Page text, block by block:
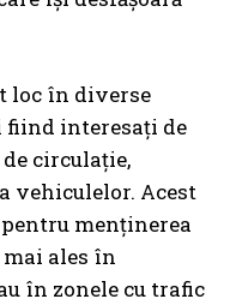
loc în diverse
fiind interesați de
circulație,
vehiculelor. Acest
menținerea
ales în
în zonele cu trafic